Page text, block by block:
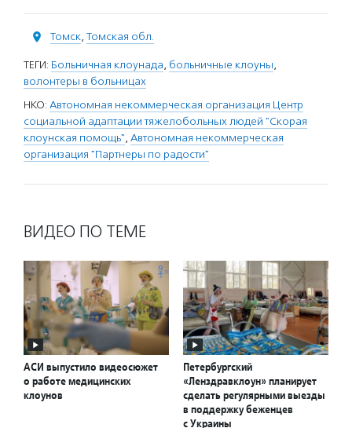
Томск, Томская обл.
ТЕГИ: Больничная клоунада, больничные клоуны,
волонтеры в больницах
НКО: Автономная некоммерческая организация Центр
социальной адаптации тяжелобольных людей "Скорая
клоунская помощь", Автономная некоммерческая
организация "Партнеры по радости"
ВИДЕО ПО ТЕМЕ
АСИ выпустило видеосюжет
о работе медицинских
клоунов
Петербургский
«Ленздравклоун» планирует
сделать регулярными выезды
в поддержку беженцев
с Украины